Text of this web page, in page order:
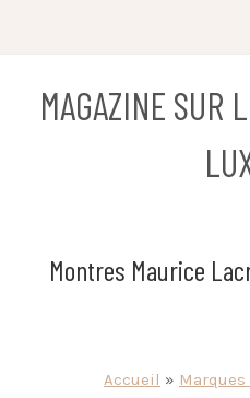
MAGAZINE SUR
Montres Maurice
Accueil »